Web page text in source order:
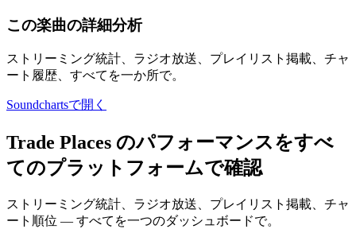
この楽曲の詳細分析
ストリーミング統計、ラジオ放送、プレイリスト掲載、チャ
ート履歴、すべてを一か所で。
Soundchartsで開く
Trade Places のパフォーマンスをすべ
てのプラットフォームで確認
ストリーミング統計、ラジオ放送、プレイリスト掲載、チャ
ート順位 — すべてを一つのダッシュボードで。